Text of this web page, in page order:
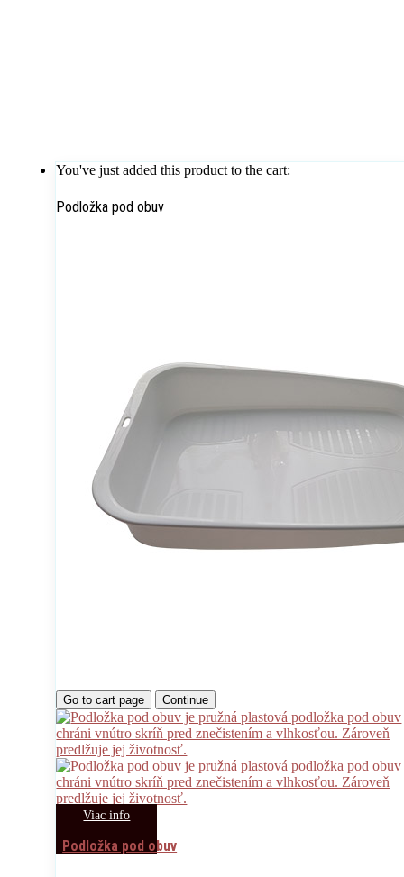
You've just added this product to the cart:
Podložka pod obuv
Go to cart page Continue
Viac info
Podložka pod obuv